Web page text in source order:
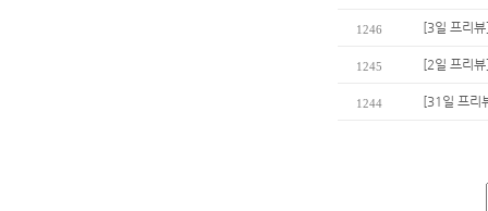
1246 [3일 프리
1245 [2일 프리
1244 [31일 프리